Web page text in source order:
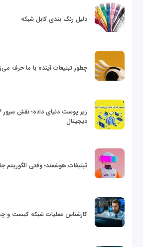
دلیل رنگ بندی کابل شبکه
چطور تبلیغات آینده با ما حرف
دیجیتال
تبلیغات هوشمند؛ وقتی الگوریتم
کارشناس عملیات شبکه کیست و